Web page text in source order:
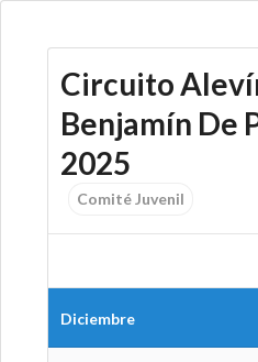
Circuito
Benjamín De
2025
Comité Juvenil
Diciembre